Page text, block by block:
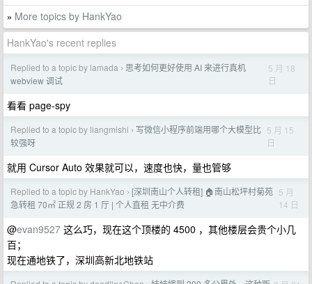
» More topics by HankYao
HankYao's recent replies
Replied to a topic by lamada › 思考如何更好使用 AI 来进行真机
webview 调试
5 月 18
日
看看 page-spy
Replied to a topic by liangmishi › 写微信小程序前端用哪个大模型比
较强呀
5 月 15
日
就用 Cursor Auto 效果就可以，速度也快，量也管够
Replied to a topic by HankYao › [深圳南山个人转租] 🏠南山松坪村菊苑
急转租 70㎡ 正规 2 房 1 厅 | 个人直租 无中介费
5 月
14 日
@evan9527 这么巧，现在这个顶楼的 4500 ，其他楼层会贵个小几
百；
现在通地铁了，深圳高新北地铁站